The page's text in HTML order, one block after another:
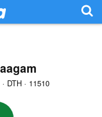
DTH · 11510